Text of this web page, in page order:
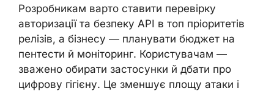
Розробникам варто ставити перевірку
авторизації та безпеку API в топ пріоритетів
релізів, а бізнесу — планувати бюджет на
пентести й моніторинг. Користувачам —
зважено обирати застосунки й дбати про
цифрову гігієну. Це зменшує площу атаки і